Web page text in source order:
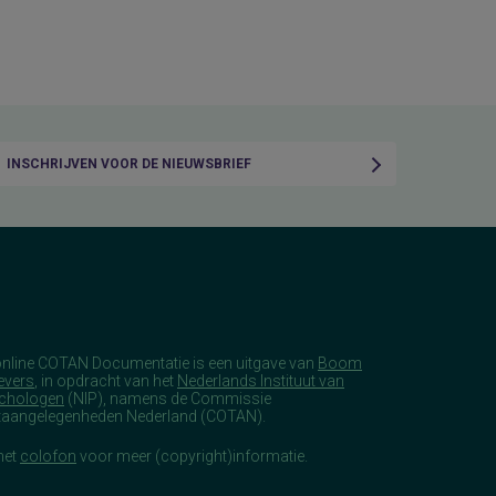
INSCHRIJVEN VOOR DE NIEUWSBRIEF
COTAN Documentatie is een uitgave van Boom
, in opdracht van het Nederlands Instituut van
(NIP), namens de Commissie
Nederland (COTAN).
colofon voor meer (copyright)informatie.